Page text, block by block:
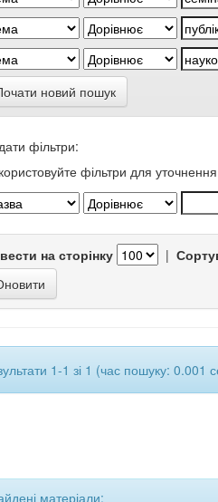
новий пошук
фільтри:
фільтри для
на сторінку |
1-1 зі 1 (час пошуку: 0.001
матеріали: